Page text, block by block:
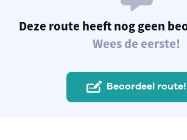
Deze route heeft nog geen
Wees de eerste!
Beoordeel route!